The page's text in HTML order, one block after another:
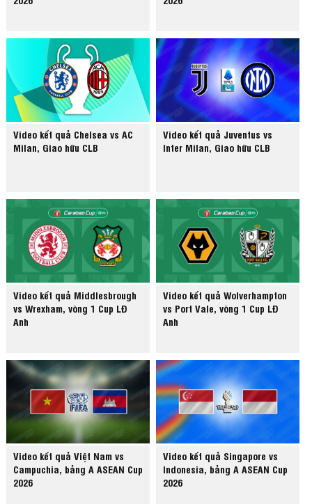
Video kết quả Chelsea vs AC
Milan, Giao hữu CLB
Video kết quả Juventus vs
Inter Milan, Giao hữu CLB
Video kết quả Middlesbrough
vs Wrexham, vòng 1 Cup LĐ
Anh
Video kết quả Wolverhampton
vs Port Vale, vòng 1 Cup LĐ
Anh
Video kết quả Việt Nam vs
Campuchia, bảng A ASEAN Cup
2026
Video kết quả Singapore vs
Indonesia, bảng A ASEAN Cup
2026